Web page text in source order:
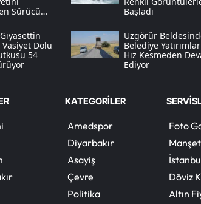
Sürücü
Başladı
Vasiyet Dolu
54
Uzgörür
Belediye
Hız Kesmeden
Ediyor
KATEGORİLER
Amedspor
Diyarbakır
Asayiş
Çevre
Politika
Foto
Döviz
Altın